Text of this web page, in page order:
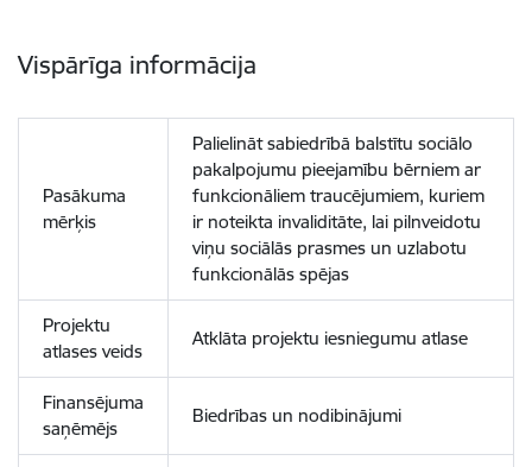
Vispārīga informācija
Pasākuma
mērķis
Palielināt sabiedrībā balstītu sociālo
pakalpojumu pieejamību bērniem ar
funkcionāliem traucējumiem, kuriem
ir noteikta invaliditāte, lai pilnveidotu
viņu sociālās prasmes un uzlabotu
funkcionālās spējas
Projektu
atlases veids
Atklāta projektu iesniegumu atlase
Finansējuma
saņēmējs
Biedrības un nodibinājumi